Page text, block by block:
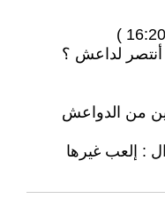
أنتصر لداعش ؟
من الدواعش
: إلعب غيرها